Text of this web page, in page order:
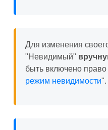
Для изменения
"Невидимый"
быть включено право
режим невидимости".